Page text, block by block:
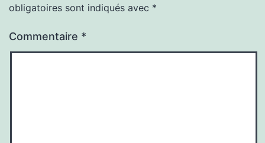
obligatoires sont indiqués avec *
Commentaire *